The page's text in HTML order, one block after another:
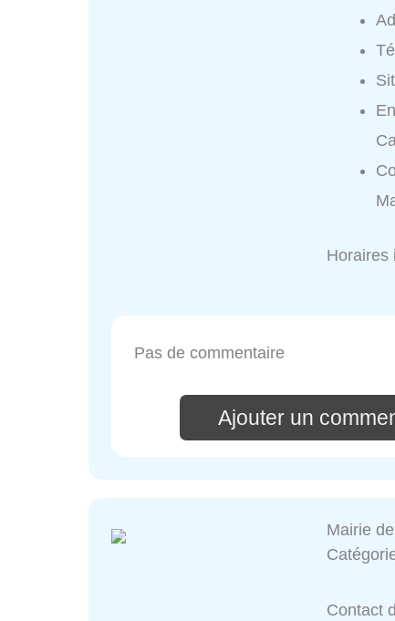
Horaires
Pas de commentaire
Ajouter un
Mairie
Contact